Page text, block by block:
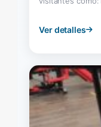
Ver detalles